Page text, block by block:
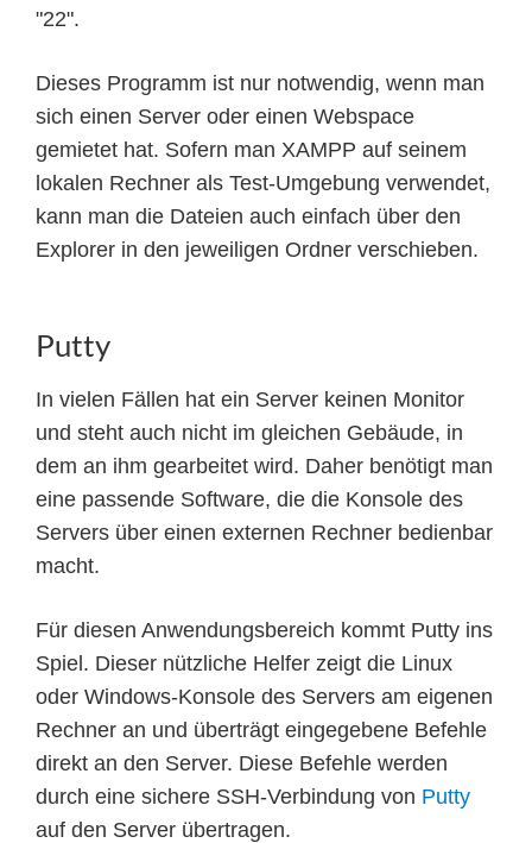
"22".
Dieses Programm ist nur notwendig, wenn man
sich einen Server oder einen Webspace
gemietet hat. Sofern man XAMPP auf seinem
lokalen Rechner als Test-Umgebung verwendet,
kann man die Dateien auch einfach über den
Explorer in den jeweiligen Ordner verschieben.
Putty
In vielen Fällen hat ein Server keinen Monitor
und steht auch nicht im gleichen Gebäude, in
dem an ihm gearbeitet wird. Daher benötigt man
eine passende Software, die die Konsole des
Servers über einen externen Rechner bedienbar
macht.
Für diesen Anwendungsbereich kommt Putty ins
Spiel. Dieser nützliche Helfer zeigt die Linux
oder Windows-Konsole des Servers am eigenen
Rechner an und überträgt eingegebene Befehle
direkt an den Server. Diese Befehle werden
durch eine sichere SSH-Verbindung von Putty
auf den Server übertragen.